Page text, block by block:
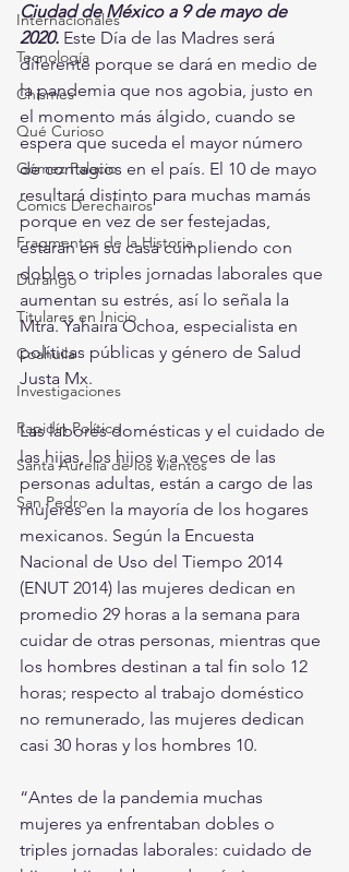
Internacionales
Tecnología
Chismes
Qué Curioso
Gómez Palacio
Comics Derechairos
Fragmentos de la Historia
Durango
Titulares en Inicio
Coahuila
Investigaciones
Rapidín Político
Santa Aurelia de los Vientos
San Pedro
Ciudad de México a 9 de mayo de
2020. Este Día de las Madres será
diferente porque se dará en medio de
la pandemia que nos agobia, justo en
el momento más álgido, cuando se
espera que suceda el mayor número
de contagios en el país. El 10 de mayo
resultará distinto para muchas mamás
porque en vez de ser festejadas,
estarán en su casa cumpliendo con
dobles o triples jornadas laborales que
aumentan su estrés, así lo señala la
Mtra. Yahaira Ochoa, especialista en
políticas públicas y género de Salud
Justa Mx.
Las labores domésticas y el cuidado de
las hijas, los hijos y a veces de las
personas adultas, están a cargo de las
mujeres en la mayoría de los hogares
mexicanos. Según la Encuesta
Nacional de Uso del Tiempo 2014
(ENUT 2014) las mujeres dedican en
promedio 29 horas a la semana para
cuidar de otras personas, mientras que
los hombres destinan a tal fin solo 12
horas; respecto al trabajo doméstico
no remunerado, las mujeres dedican
casi 30 horas y los hombres 10.
“Antes de la pandemia muchas
mujeres ya enfrentaban dobles o
triples jornadas laborales: cuidado de